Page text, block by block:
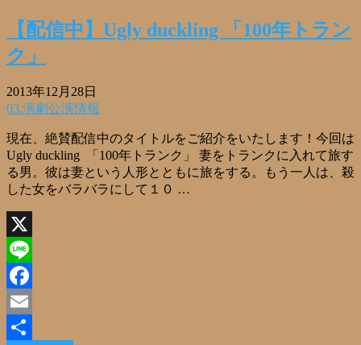
【配信中】Ugly duckling 「100年トラン
ク」
2013年12月28日
03.演劇公演情報
現在、絶賛配信中のタイトルをご紹介をいたします！今回は
Ugly duckling 「100年トランク」 妻をトランクに入れて旅す
る男。彼は妻という人形とともに旅をする。もう一人は、殺
した女をバラバラにして１０ …
X
Line
Facebook
Email